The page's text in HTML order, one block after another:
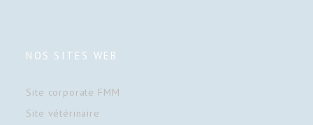
NOS SITES WEB
Site corporate FMM
Site vétérinaire